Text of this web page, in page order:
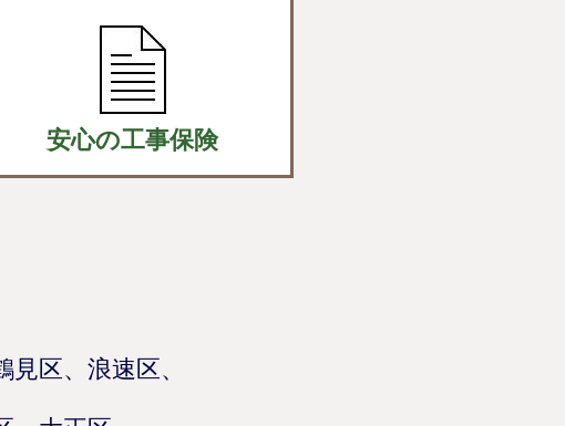
安心の工事保険
区、浪速区、